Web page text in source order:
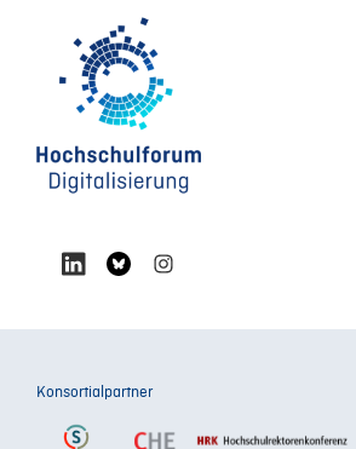
Konsortialpartner